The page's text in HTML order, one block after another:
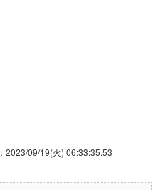
：2023/09/19(火) 06:33:35.53